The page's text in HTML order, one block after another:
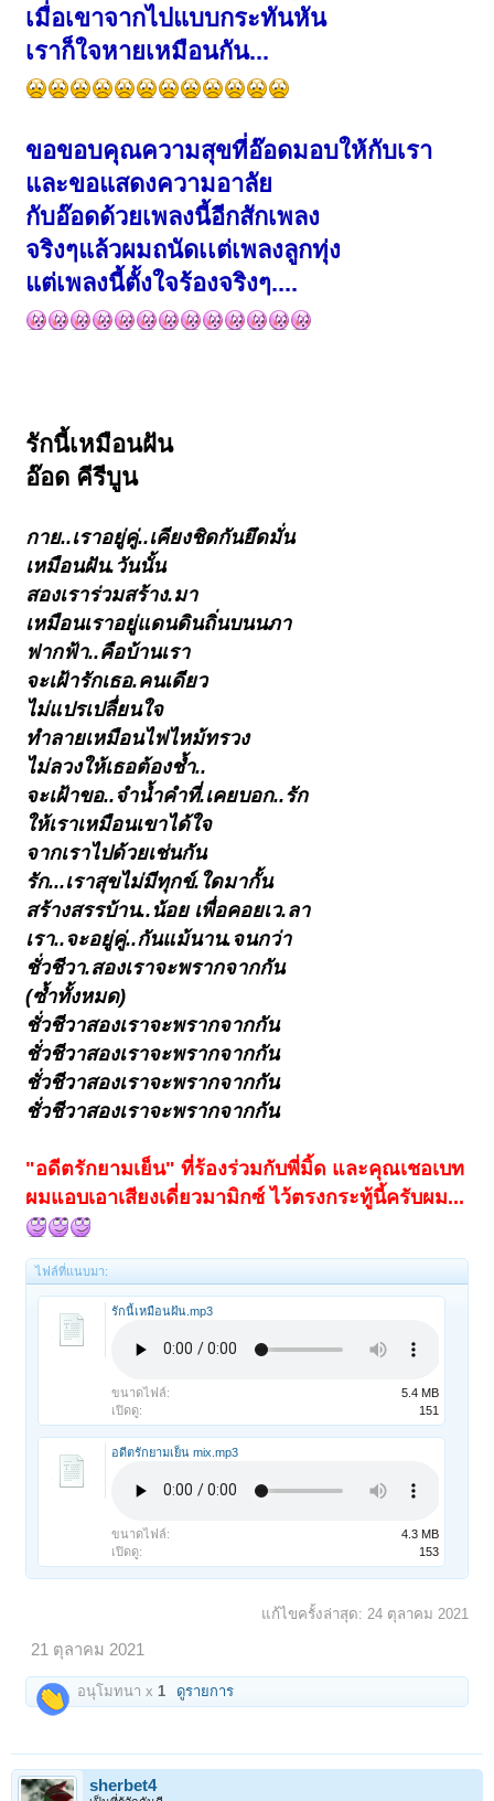
เมื่อเขาจากไปแบบกระทันหัน
เราก็ใจหายเหมือนกัน...
ขอขอบคุณความสุขที่อ๊อดมอบให้กับเรา
และขอแสดงความอาลัย
กับอ๊อดด้วยเพลงนี้อีกสักเพลง
จริงๆแล้วผมถนัดเเต่เพลงลูกทุ่ง
แต่เพลงนี้ตั้งใจร้องจริงๆ....
รักนี้เหมือนฝัน
อ๊อด คีรีบูน
กาย..เราอยู่คู่..เคียงชิดกันยึดมั่น
เหมือนฝัน.วันนั้น
สองเราร่วมสร้าง.มา
เหมือนเราอยู่แดนดินถิ่นบนนภา
ฟากฟ้า..คือบ้านเรา
จะเฝ้ารักเธอ.คนเดียว
ไม่แปรเปลื่ยนใจ
ทำลายเหมือนไฟไหม้ทรวง
ไม่ลวงให้เธอต้องช้ำ..
จะเฝ้าขอ..จำน้ำคำที่.เคยบอก..รัก
ให้เราเหมือนเขาได้ใจ
จากเราไปด้วยเช่นกัน
รัก...เราสุขไม่มีทุกข์.ใดมากั้น
สร้างสรรบ้าน..น้อย เพื่อคอยเว.ลา
เรา..จะอยู่คู่..กันแม้นาน.จนกว่า
ชั่วชีวา.สองเราจะพรากจากกัน
(ซ้ำทั้งหมด)
ชั่วชีวาสองเราจะพรากจากกัน
ชั่วชีวาสองเราจะพรากจากกัน
ชั่วชีวาสองเราจะพรากจากกัน
ชั่วชีวาสองเราจะพรากจากกัน
"อดีตรักยามเย็น" ที่ร้องร่วมกับพี่มิ้ด และคุณเชอเบท
ผมแอบเอาเสียงเดี่ยวมามิกซ์ ไว้ตรงกระทู้นี้ครับผม...
ไฟล์ที่แนบมา:
รักนี้เหมือนฝัน.mp3
ขนาดไฟล์:
5.4 MB
เปิดดู:
151
อดีตรักยามเย็น mix.mp3
ขนาดไฟล์:
4.3 MB
เปิดดู:
153
แก้ไขครั้งล่าสุด: 24 ตุลาคม 2021
21 ตุลาคม 2021
อนุโมทนา x 1 ดูรายการ
sherbet4